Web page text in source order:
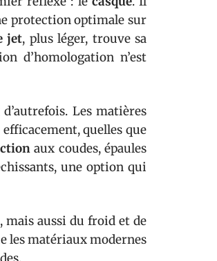
protection optimale sur
jet, plus léger, trouve sa
d’homologation n’est
Les matières
quelles que
aux coudes, épaules
une option qui
mais aussi du froid et de
les matériaux modernes